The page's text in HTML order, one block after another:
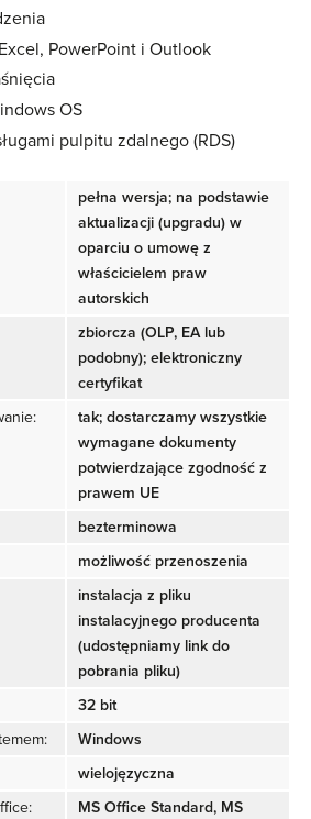
PowerPoint i Outlook
OS
pulpitu zdalnego (RDS)
pełna wersja; na podstawie
aktualizacji (upgradu) w
oparciu o umowę z
właścicielem praw
autorskich
zbiorcza (OLP, EA lub
podobny); elektroniczny
certyfikat
tak; dostarczamy wszystkie
wymagane dokumenty
potwierdzające zgodność z
prawem UE
bezterminowa
możliwość przenoszenia
instalacja z pliku
instalacyjnego producenta
(udostępniamy link do
pobrania pliku)
32 bit
Windows
wielojęzyczna
MS Office Standard, MS